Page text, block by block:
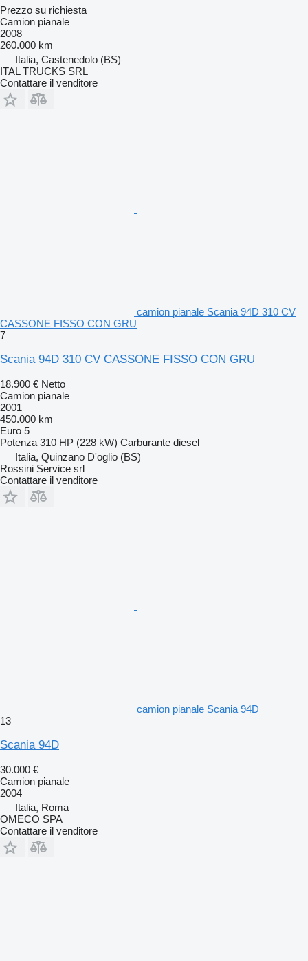
Prezzo su richiesta
Camion pianale
2008
260.000 km
Italia, Castenedolo (BS)
ITAL TRUCKS SRL
Contattare il venditore
camion pianale Scania 94D 310 CV
CASSONE FISSO CON GRU
7
Scania 94D 310 CV CASSONE FISSO CON GRU
18.900 € Netto
Camion pianale
2001
450.000 km
Euro 5
Potenza 310 HP (228 kW) Carburante diesel
Italia, Quinzano D'oglio (BS)
Rossini Service srl
Contattare il venditore
camion pianale Scania 94D
13
Scania 94D
30.000 €
Camion pianale
2004
Italia, Roma
OMECO SPA
Contattare il venditore